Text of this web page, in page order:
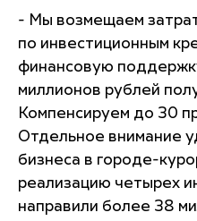
- Мы возмещаем
по инвестиционным
финансовую
миллионов рублей
Компенсируем до 30
Отдельное внимание
бизнеса в городе-
реализацию четырех
направили более 38